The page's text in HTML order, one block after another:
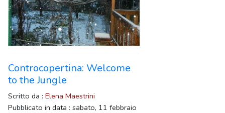
Controcopertina: Welcome
to the Jungle
Scritto da : Elena Maestrini
Pubblicato in data : sabato, 11 febbraio